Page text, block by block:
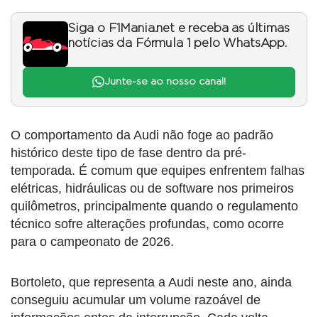
Siga o F1Mania.net e receba as últimas
notícias da Fórmula 1 pelo WhatsApp.
Junte-se ao nosso canal!
O comportamento da Audi não foge ao padrão
histórico deste tipo de fase dentro da pré-
temporada. É comum que equipes enfrentem falhas
elétricas, hidráulicas ou de software nos primeiros
quilômetros, principalmente quando o regulamento
técnico sofre alterações profundas, como ocorre
para o campeonato de 2026.
Bortoleto, que representa a Audi neste ano, ainda
conseguiu acumular um volume razoável de